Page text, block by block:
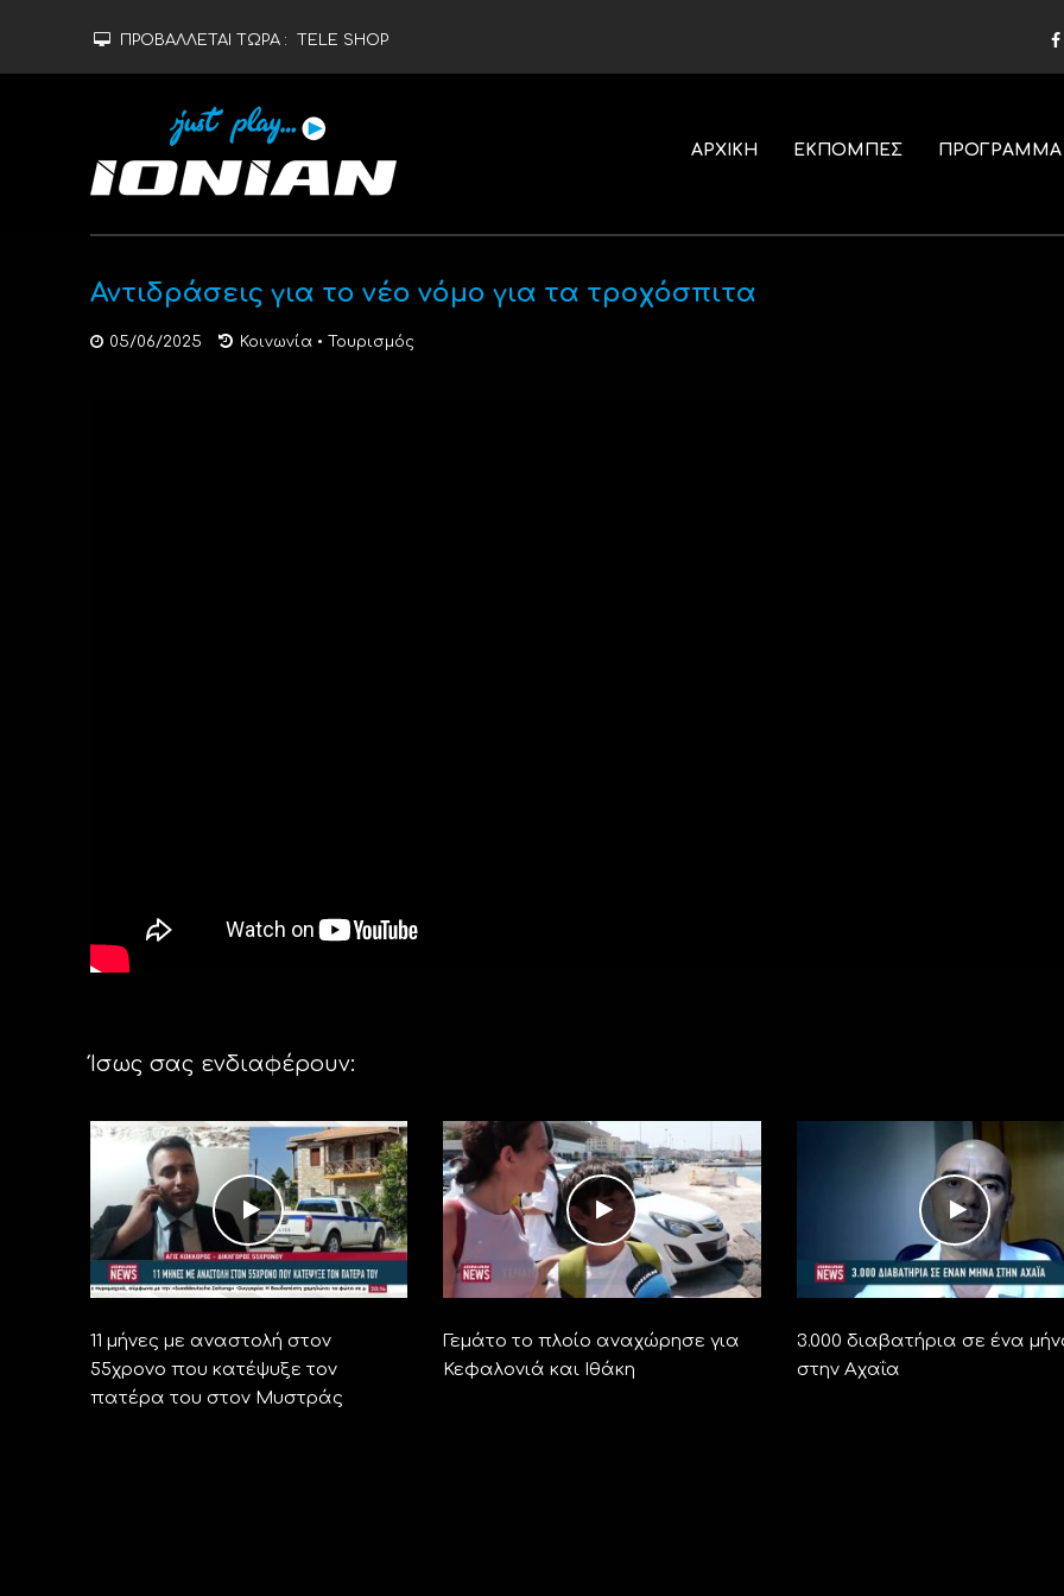
ΠΡΟΒΑΛΛΕΤΑΙ ΤΩΡΑ : TELE SHOP
ΑΡΧΙΚΗ ΕΚΠΟΜΠΕΣ ΠΡΟΓΡΑΜΜΑ
Αντιδράσεις για το νέο νόμο για τα τροχόσπιτα
05/06/2025 Κοινωνία • Τουρισμός
Ίσως σας ενδιαφέρουν:
11 μήνες με αναστολή στον
55χρονο που κατέψυξε τον
πατέρα του στον Μυστράς
Γεμάτο το πλοίο αναχώρησε για
Κεφαλονιά και Ιθάκη
3.000 διαβατήρια σε ένα
στην Αχαΐα